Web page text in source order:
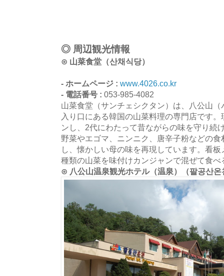
◎ 周辺観光情報
⊙ 山菜食堂（산채식당）
- ホームページ : www.4026.co.kr
- 電話番号 : 053-985-4082
山菜食堂（サンチェシクタン）は、八公山
入り口にある韓国の山菜料理の専門店です
ンし、2代にわたって昔ながらの味を守り続
野菜やエゴマ、ニンニク、唐辛子粉などの
し、懐かしい母の味を再現しています。看
種類の山菜を味付けカンジャンで混ぜて食べ
⊙ 八公山温泉観光ホテル（温泉）（팔공산